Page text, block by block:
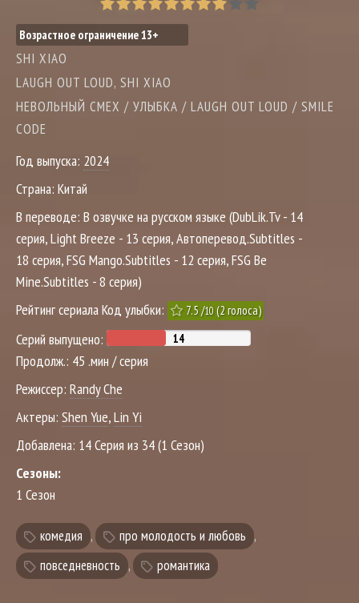
Возрастное ограничение 13+
SHI XIAO
LAUGH OUT LOUD, SHI XIAO
НЕВОЛЬНЫЙ СМЕХ / УЛЫБКА / LAUGH OUT LOUD / SMILE
CODE
Год выпуска: 2024
Страна: Китай
В переводе: В озвучке на русском языке (DubLik.Tv - 14
серия, Light Breeze - 13 серия, Автоперевод.Subtitles -
18 серия, FSG Mango.Subtitles - 12 серия, FSG Be
Mine.Subtitles - 8 серия)
Рейтинг сериала Код улыбки:
7.5/10(2голоса)
Серий выпущено:
Продолж.: 45 .мин / серия
Режиссер: Randy Che
Актеры: Shen Yue,Lin Yi
Добавлена: 14 Серия из 34 (1 Сезон)
Сезоны:
1 Сезон
комедия , про молодость и любовь ,
повседневность , романтика